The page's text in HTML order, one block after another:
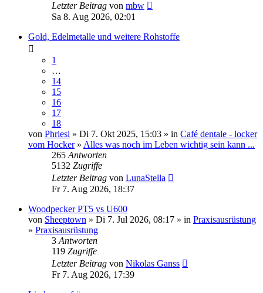
Letzter Beitrag von mbw
Sa 8. Aug 2026, 02:01
Gold, Edelmetalle und weitere Rohstoffe
1
…
14
15
16
17
18
von Phriesi » Di 7. Okt 2025, 15:03 » in Café dentale - locker
vom Hocker» Alles was noch im Leben wichtig sein kann ...
265 Antworten
5132 Zugriffe
Letzter Beitrag von LunaStella
Fr 7. Aug 2026, 18:37
Woodpecker PT5 vs U600
von Sheeptown » Di 7. Jul 2026, 08:17 » in Praxisausrüstung
» Praxisausrüstung
3 Antworten
119 Zugriffe
Letzter Beitrag von Nikolas Ganss
Fr 7. Aug 2026, 17:39